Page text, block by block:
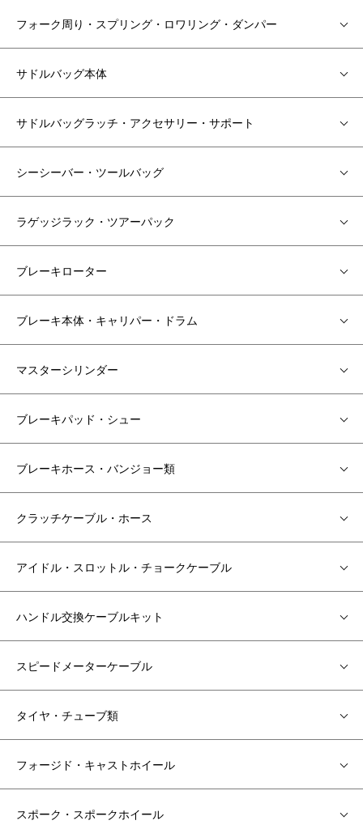
フォーク周り・スプリング・ロワリング・ダンパー
サドルバッグ本体
サドルバッグラッチ・アクセサリー・サポート
シーシーバー・ツールバッグ
ラゲッジラック・ツアーパック
ブレーキローター
ブレーキ本体・キャリパー・ドラム
マスターシリンダー
ブレーキパッド・シュー
ブレーキホース・バンジョー類
クラッチケーブル・ホース
アイドル・スロットル・チョークケーブル
ハンドル交換ケーブルキット
スピードメーターケーブル
タイヤ・チューブ類
フォージド・キャストホイール
スポーク・スポークホイール